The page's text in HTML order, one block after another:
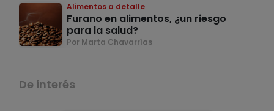
Alimentos a detalle
Furano en alimentos, ¿un riesgo
para la salud?
Por Marta Chavarrías
De interés